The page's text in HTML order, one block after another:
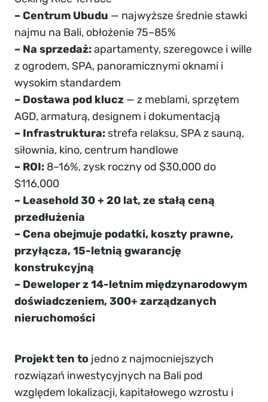
– Centrum Ubudu — najwyższe średnie stawki
najmu na Bali, obłożenie 75–85%
– Na sprzedaż:apartamenty, szeregowce i wille
z ogrodem, SPA, panoramicznymi oknami i
wysokim standardem
– Dostawa pod klucz — z meblami, sprzętem
AGD, armaturą, designem i dokumentacją
– Infrastruktura: strefa relaksu, SPA z sauną,
siłownia, kino, centrum handlowe
– ROI: 8–16%, zysk roczny od $30,000 do
$116,000
– Leasehold 30 + 20 lat, ze stałą ceną
przedłużenia
– Cena obejmuje podatki, koszty prawne,
przyłącza, 15-letnią gwarancję
konstrukcyjną
– Deweloper z 14-letnim międzynarodowym
doświadczeniem, 300+ zarządzanych
nieruchomości
Projekt ten to jedno z najmocniejszych
rozwiązań inwestycyjnych na Bali pod
względem lokalizacji, kapitałowego wzrostu i